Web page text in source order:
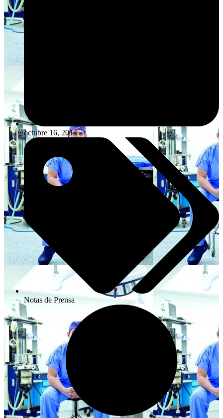
octubre 16, 2014
Notas de Prensa